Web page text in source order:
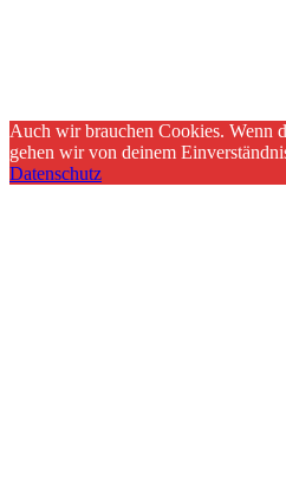
Auch wir brauchen Cookies. Wenn
gehen wir von deinem
Datenschutz